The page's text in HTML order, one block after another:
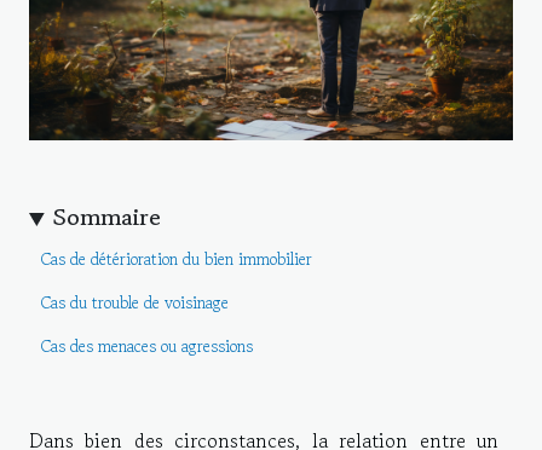
Sommaire
Cas de détérioration du bien immobilier
Cas du trouble de voisinage
Cas des menaces ou agressions
Dans bien des circonstances, la relation entre un